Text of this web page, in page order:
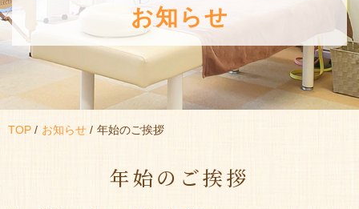
お知らせ
TOP お知らせ 年始のご挨拶
年始のご挨拶